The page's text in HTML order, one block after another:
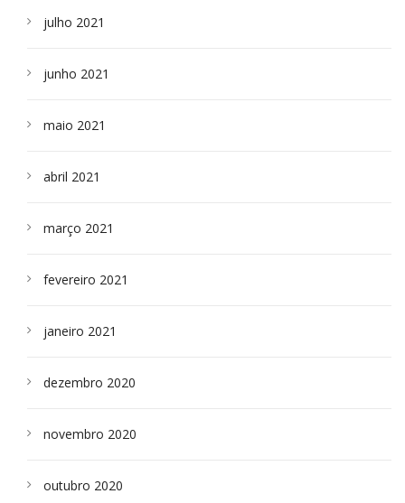
julho 2021
junho 2021
maio 2021
abril 2021
março 2021
fevereiro 2021
janeiro 2021
dezembro 2020
novembro 2020
outubro 2020